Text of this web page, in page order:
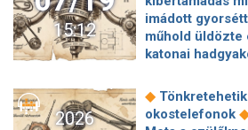
kórházi
adatbázisa◆
appot kap a
mesterséges
születésnapon
meg a
15:12
imádott
műhold üldözte
katonai
mint két órán
elérhető a
Talán nehezen
2026
◆
okostelefonok